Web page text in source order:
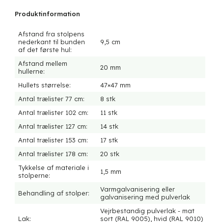
Produktinformation
Afstand fra stolpens
nederkant til bunden
af det første hul:
9,5 cm
Afstand mellem
hullerne:
20 mm
Hullets størrelse:
47×47 mm
Antal trælister 77 cm:
8 stk
Antal trælister 102 cm:
11 stk
Antal trælister 127 cm:
14 stk
Antal trælister 153 cm:
17 stk
Antal trælister 178 cm:
20 stk
Tykkelse af materiale i
stolperne:
1,5 mm
Behandling af stolper:
Varmgalvanisering eller
galvanisering med pulverlak
Lak:
Vejrbestandig pulverlak - mat
sort (RAL 9005), hvid (RAL 9010)